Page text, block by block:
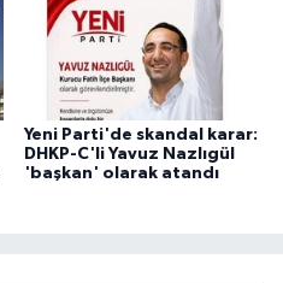
Yeni Parti'de skandal karar:
DHKP-C'li Yavuz Nazlıgül
'başkan' olarak atandı